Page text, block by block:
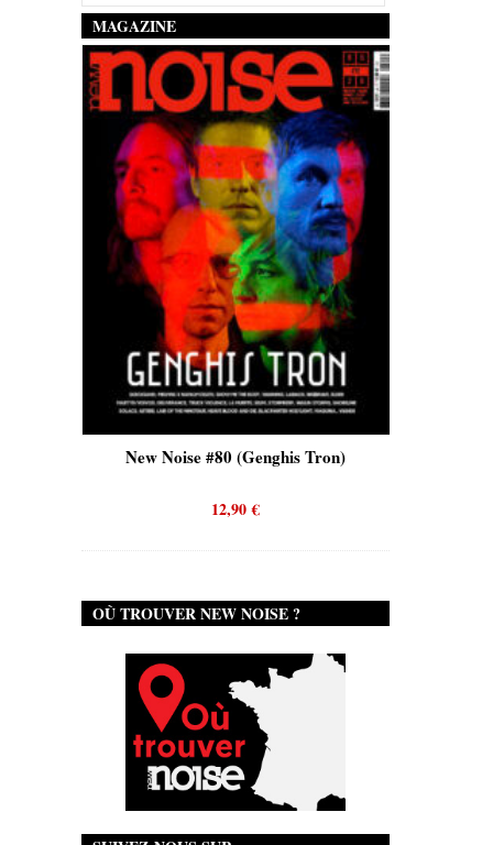
MAGAZINE
New Noise #80 (Genghis Tron)
12,90€
OÙ TROUVER NEW NOISE ?